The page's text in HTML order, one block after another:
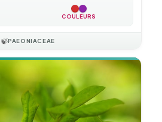
COULEURS
🍃PAEONIACEAE